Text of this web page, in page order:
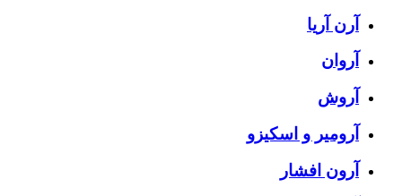
آرن آریا
آروان
آروش
آرومیر و اسکیزو
آرون افشار